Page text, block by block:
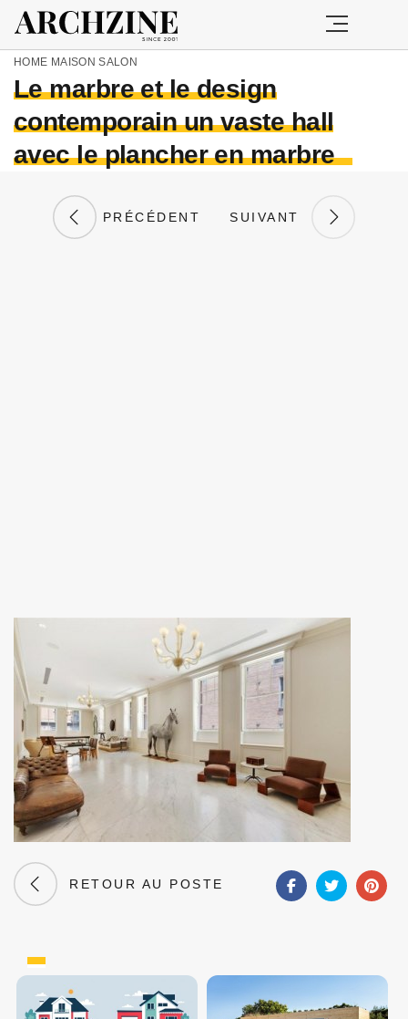
HOME MAISON SALON
Le marbre et le design
contemporain un vaste hall
avec le plancher en marbre
PRÉCÉDENT SUIVANT
RETOUR AU POSTE